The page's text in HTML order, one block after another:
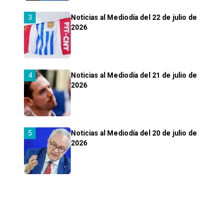
Noticias al Mediodía del 22 de julio de
2026
Noticias al Mediodía del 21 de julio de
2026
Noticias al Mediodía del 20 de julio de
2026